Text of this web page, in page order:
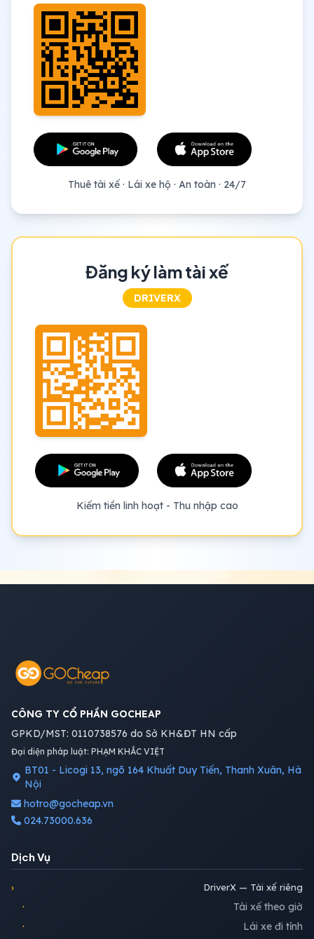
Thuê tài xế · Lái xe hộ · An toàn · 24/7
Đăng ký làm tài xế
DRIVERX
Kiếm tiền linh hoạt - Thu nhập cao
CÔNG TY CỔ PHẦN GOCHEAP
GPKD/MST: 0110738576 do Sở KH&ĐT HN cấp
Đại diện pháp luật: PHẠM KHẮC VIỆT
BT01 - Licogi 13, ngõ 164 Khuất Duy Tiến, Thanh Xuân, Hà
Nội
hotro@gocheap.vn
024.73000.636
Dịch Vụ
› DriverX — Tài xế riêng
·
Tài xế theo giờ
·
Lái xe đi tỉnh